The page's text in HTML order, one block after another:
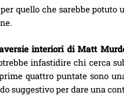
quello che sarebbe potuto
interiori di Matt
infastidire chi cerca
quattro puntate sono
suggestivo per dare una